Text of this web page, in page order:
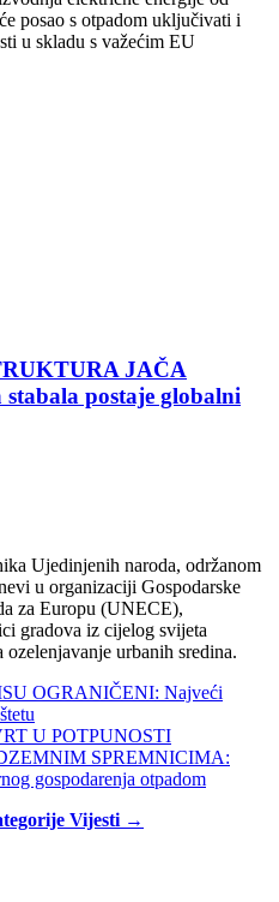
posao s otpadom uključivati i
u skladu s važećim EU
JAČA
postaje globalni
Ujedinjenih naroda, održanom
u organizaciji Gospodarske
za Europu (UNECE),
gradova iz cijelog svijeta
ozelenjavanje urbanih sredina.
OGRANIČENI: Najveći
U POTPUNOSTI
SPREMNICIMA:
gospodarenja otpadom
Vijesti →